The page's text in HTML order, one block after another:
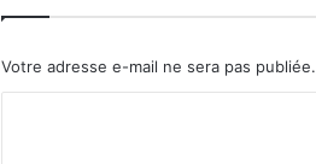
Votre adresse e-mail ne sera pas publiée.